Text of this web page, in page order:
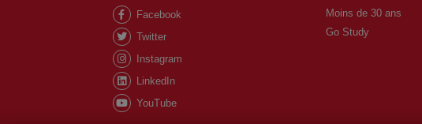
Facebook
Twitter
Instagram
LinkedIn
YouTube
Moins de 30 ans
Go Study